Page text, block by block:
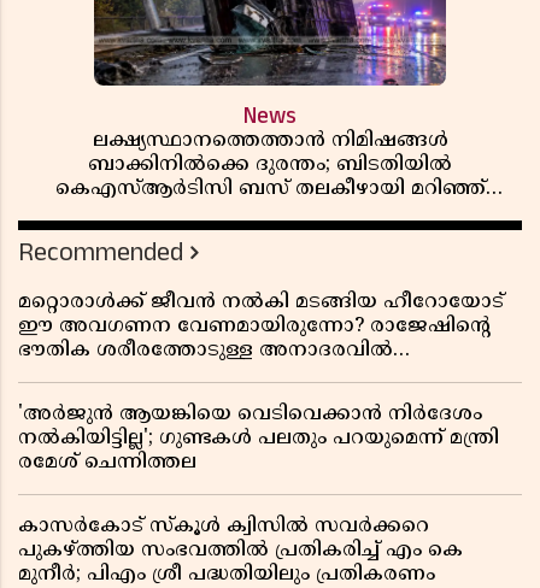
News
ലക്ഷ്യസ്ഥാനത്തെത്താൻ നിമിഷങ്ങൾ
ബാക്കിനിൽക്കെ ദുരന്തം; ബിടതിയിൽ
കെഎസ്ആർടിസി ബസ് തലകീഴായി മറിഞ്ഞ്
Recommended
മറ്റൊരാൾക്ക് ജീവൻ നൽകി മടങ്ങിയ ഹീറോയോട്
ഈ അവഗണന വേണമായിരുന്നോ? രാജേഷിൻ്റെ
ഭൗതിക ശരീരത്തോടുള്ള അനാദരവിൽ
'അർജുൻ ആയങ്കിയെ വെടിവെക്കാൻ നിർദേശം
നൽകിയിട്ടില്ല'; ഗുണ്ടകൾ പലതും പറയുമെന്ന് മന്ത്രി
രമേശ് ചെന്നിത്തല
കാസർകോട് സ്കൂൾ ക്വിസിൽ സവർക്കറെ
പുകഴ്ത്തിയ സംഭവത്തിൽ പ്രതികരിച്ച് എം കെ
മുനീർ; പിഎം ശ്രീ പദ്ധതിയിലും പ്രതികരണം